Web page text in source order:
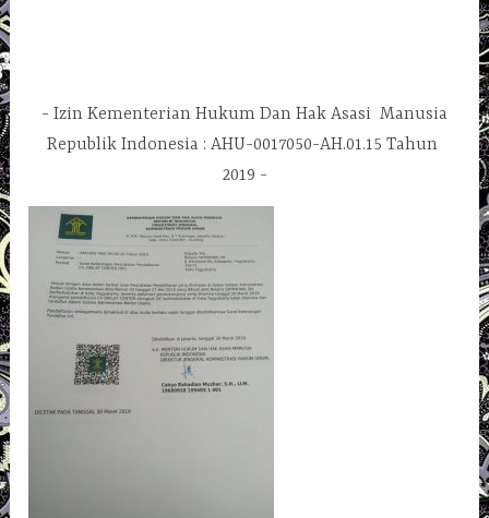
Izin Kementerian Hukum Dan Hak Asasi Manusia
Republik Indonesia : AHU-0017050-AH.01.15 Tahun
2019